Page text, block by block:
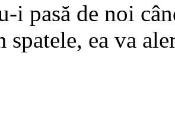
i pasă de noi
spatele, ea va